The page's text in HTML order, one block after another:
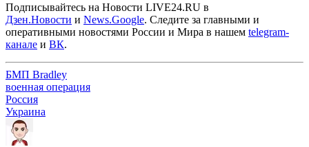
Подписывайтесь на Новости LIVE24.RU в
Дзен.Новости и News.Google. Следите за главными и
оперативными новостями России и Мира в нашем telegram-
канале и ВК.
БМП Bradley
военная операция
Россия
Украина